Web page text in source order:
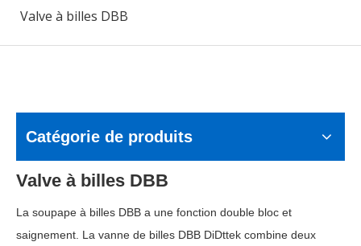
Valve à billes DBB
Catégorie de produits
Valve à billes DBB
La soupape à billes DBB a une fonction double bloc et
saignement. La vanne de billes DBB DiDttek combine deux